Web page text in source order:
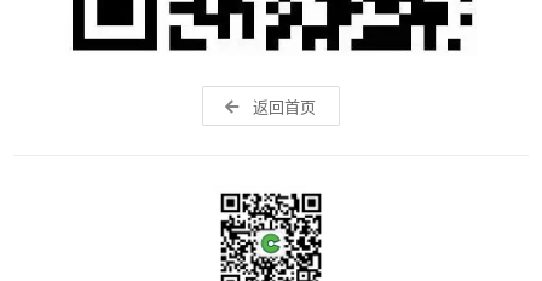
返回首页